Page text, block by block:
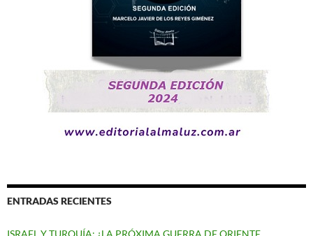
ENTRADAS RECIENTES
ISRAEL Y TURQUÍA: ¿LA PRÓXIMA GUERRA DE ORIENTE